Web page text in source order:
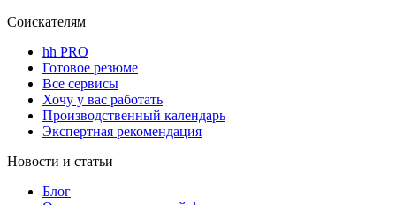
Соискателям
hh PRO
Готовое резюме
Все сервисы
Хочу у вас работать
Производственный календарь
Экспертная рекомендация
Новости и статьи
Блог